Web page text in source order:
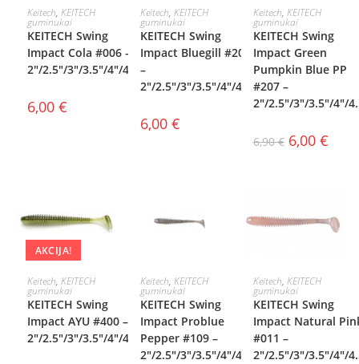
PASIRINKTI
SAVYBES
Keitech, KEITECH
guminukai
KEITECH Swing
Impact Cola #006 –
2″/2.5″/3″/3.5″/4″/4.5″
6,00 €
PASIRINKTI
SAVYBES
Keitech, KEITECH
guminukai
KEITECH Swing
Impact Bluegill #205
–
2″/2.5″/3″/3.5″/4″/4.5″
6,00 €
PASIRINKTI
SAVYBES
Keitech, KEITECH
guminukai
KEITECH Swing
Impact Green
Pumpkin Blue PP
#207 –
2″/2.5″/3″/3.5″/4″/
6,90€ 6,00 €
AKCIJA!
PASIRINKTI
SAVYBES
Keitech, KEITECH
guminukai
KEITECH Swing
Impact AYU #400 –
2″/2.5″/3″/3.5″/4″/4.5″
PASIRINKTI
SAVYBES
Keitech, KEITECH
guminukai
KEITECH Swing
Impact Problue
Pepper #109 –
2″/2.5″/3″/3.5″/4″/4.5″
PASIRINKTI
SAVYBES
Keitech, KEITECH
guminukai
KEITECH Swing
Impact Natural
#011 –
2″/2.5″/3″/3.5″/4″/